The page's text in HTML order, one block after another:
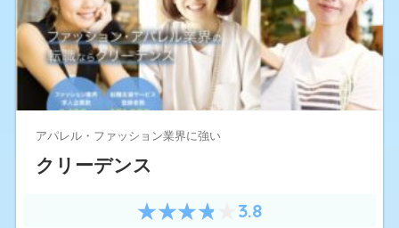
アパレル・ファッション業界に強い
クリーデンス
3.8